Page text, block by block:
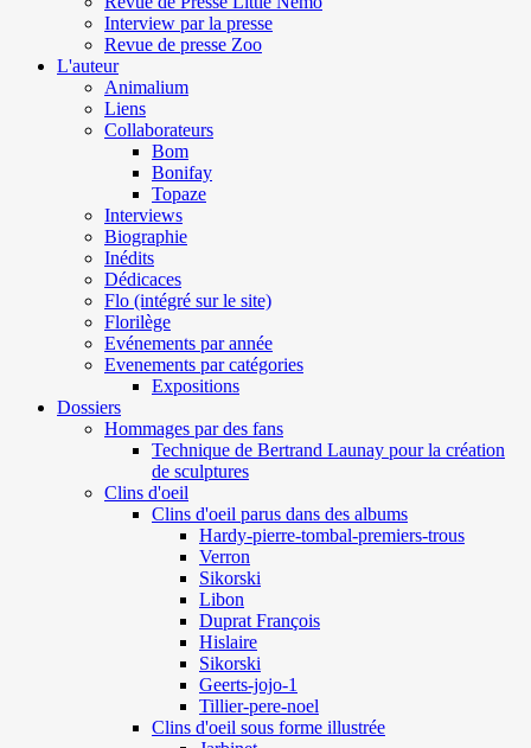
Interview par la presse
Revue de presse Zoo
L'auteur
Animalium
Liens
Collaborateurs
Bom
Bonifay
Topaze
Interviews
Biographie
Inédits
Dédicaces
Flo (intégré sur le site)
Florilège
Evénements par année
Evenements par catégories
Expositions
Dossiers
Hommages par des fans
Technique de Bertrand Launay pour la création
de sculptures
Clins d'oeil
Clins d'oeil parus dans des albums
Hardy-pierre-tombal-premiers-trous
Verron
Sikorski
Libon
Duprat François
Hislaire
Sikorski
Geerts-jojo-1
Tillier-pere-noel
Clins d'oeil sous forme illustrée